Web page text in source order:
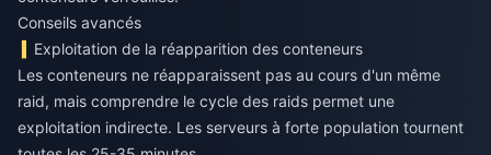
Conseils avancés
Exploitation de la réapparition des conteneurs
Les conteneurs ne réapparaissent pas au cours d'un même
raid, mais comprendre le cycle des raids permet une
exploitation indirecte. Les serveurs à forte population tournent